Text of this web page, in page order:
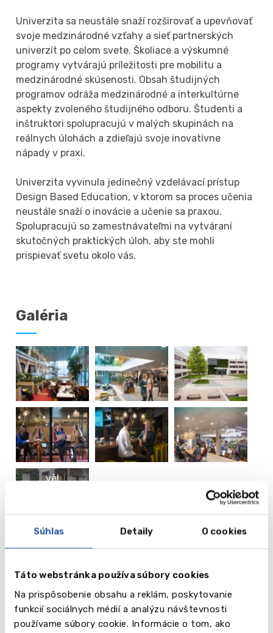
Súhlas Detaily O cookies
Táto webstránka používa súbory cookies
Na prispôsobenie obsahu a reklám, poskytovanie
funkcií sociálnych médií a analýzu návštevnosti
používame súbory cookie. Informácie o tom, ako
Univerzita sa neustále snaží rozširovať a upevňovať
svoje medzinárodné vzťahy a sieť partnerských
univerzít po celom svete. Školiace a výskumné
programy vytvárajú príležitosti pre mobilitu a
medzinárodné skúsenosti. Obsah študijných
programov odráža medzinárodné a interkultúrne
aspekty zvoleného študijného odboru. Študenti a
inštruktori spolupracujú v malých skupinách na
reálnych úlohách a zdieľajú svoje inovatívne
nápady v praxi.
Univerzita vyvinula jedinečný vzdelávací prístup
Design Based Education, v ktorom sa proces učenia
neustále snaží o inovácie a učenie sa praxou.
Spolupracujú so zamestnávateľmi na vytváraní
skutočných praktických úloh, aby ste mohli
prispievať svetu okolo vás.
Galéria
vēl
Video